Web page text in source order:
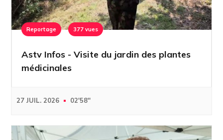
Reportage 377 vues
Astv Infos - Visite du jardin des plantes
médicinales
27 JUIL. 2026 02'58''